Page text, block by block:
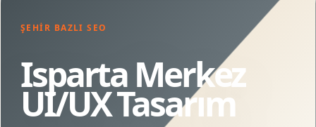
ŞEHIR BAZLI SEO
Isparta Merkez
UI/UX Tasarım